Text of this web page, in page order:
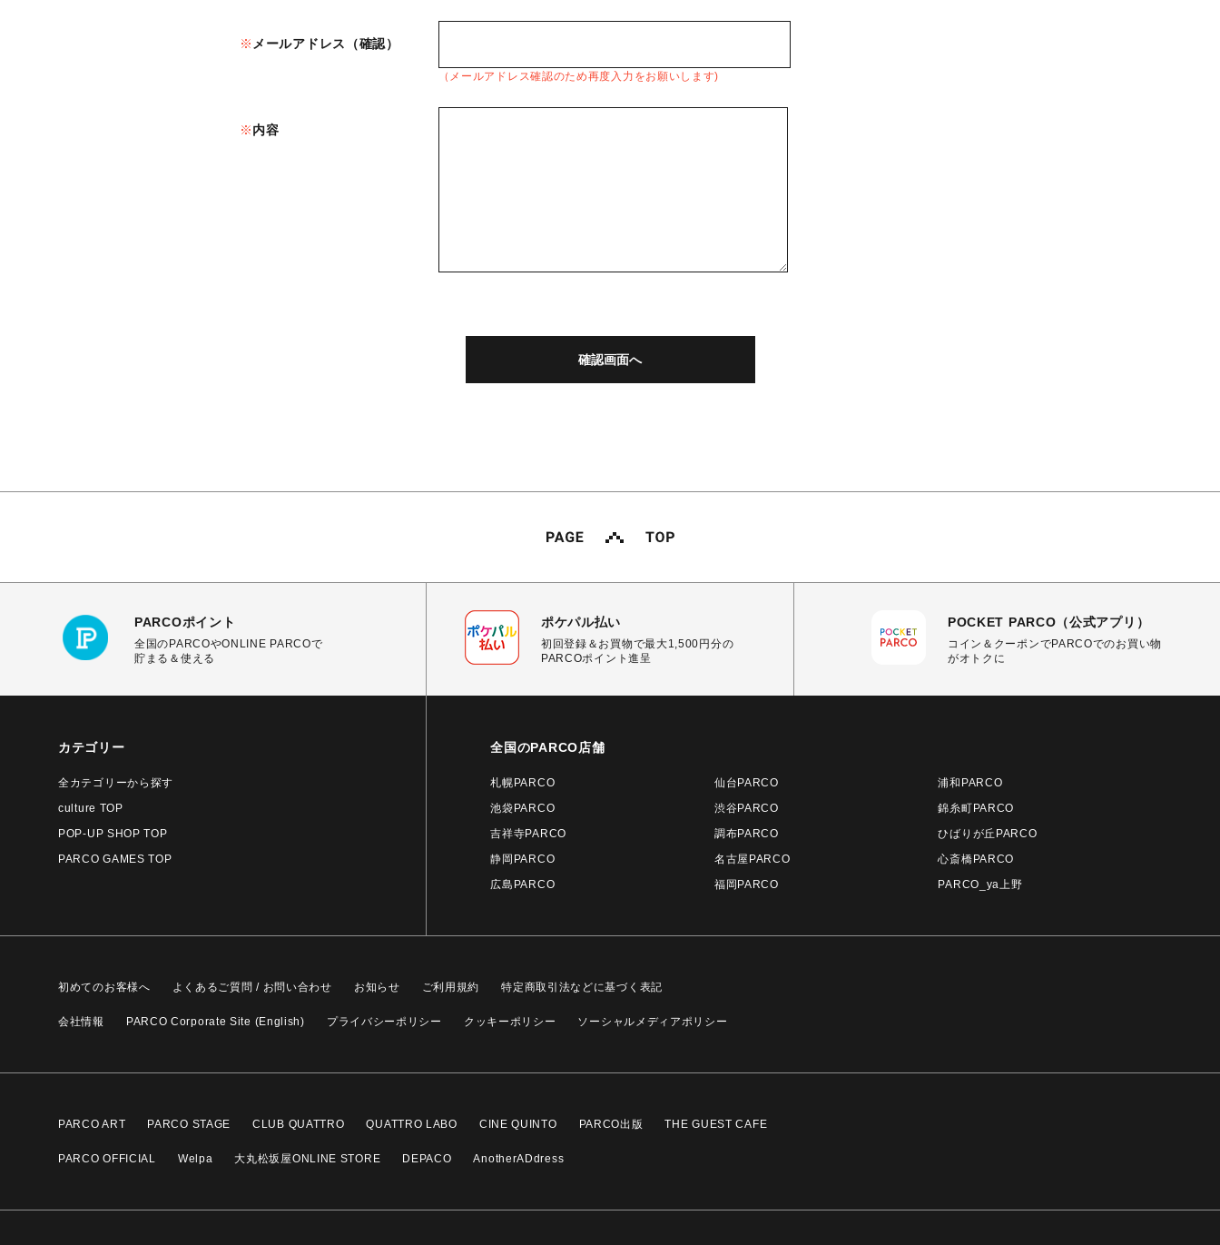
メールアドレス（確認）
（メールアドレス確認のため再度入力をお願いします)
内容
PARCOポイント
全国のPARCOやONLINE PARCOで
貯まる＆使える
ポケパル払い
初回登録＆お買物で最大1,500円分の
PARCOポイント進呈
POCKET PARCO（公式アプリ）
コイン＆クーポンでPARCOでのお買い物
がオトクに
カテゴリー
全カテゴリーから探す
culture TOP
POP-UP SHOP TOP
PARCO GAMES TOP
全国のPARCO店舗
札幌PARCO 仙台PARCO
浦和PARCO
池袋PARCO
渋谷PARCO
錦糸町PARCO
吉祥寺PARCO
調布PARCO
ひばりが丘PARCO
静岡PARCO
名古屋PARCO
心斎橋PARCO
広島PARCO
福岡PARCO PARCO_ya上野
初めてのお客様へ よくあるご質問 / お問い合わせ お知らせ ご利用規約 特定商取引法などに基づく表記
会社情報 PARCO Corporate Site (English) プライバシーポリシー クッキーポリシー ソーシャルメディアポリシー
PARCO ART PARCO STAGE CLUB QUATTRO QUATTRO LABO CINE QUINTO PARCO出版 THE GUEST CAFE
PARCO OFFICIAL Welpa 大丸松坂屋ONLINE STORE DEPACO AnotherADdress